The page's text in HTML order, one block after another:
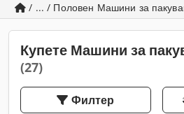
/ ... / Половен Машини за
Купете Машини за
(27)
Филтер